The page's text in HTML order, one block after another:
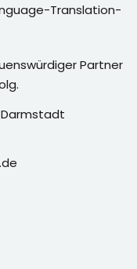
Partner
Darmstadt